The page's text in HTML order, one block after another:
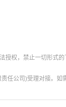
权，禁止一切形式
公司)受理对接。